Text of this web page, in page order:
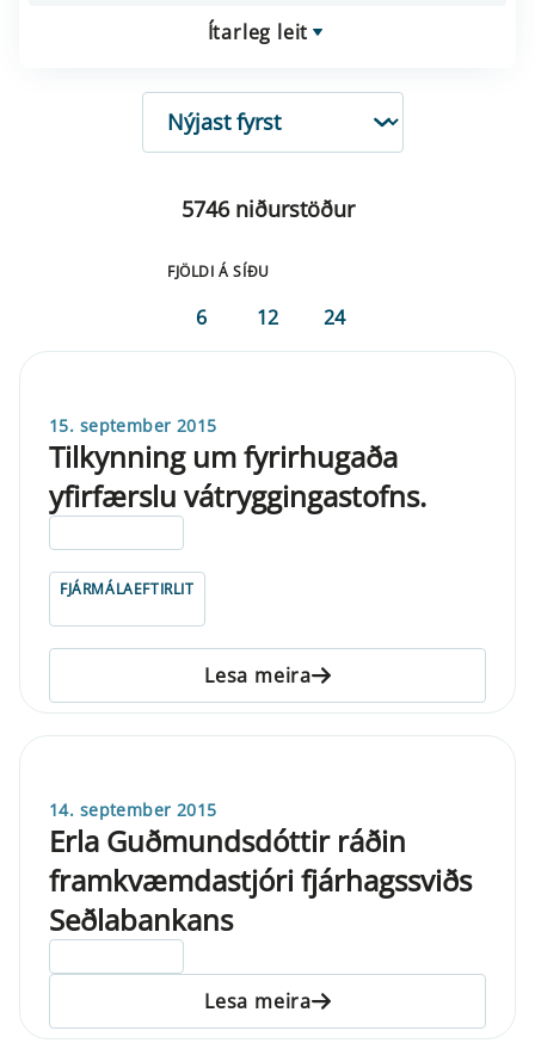
Ítarleg leit
RÖÐUN
5746 niðurstöður
FJÖLDI Á SÍÐU
6 12 24
15. september 2015
Tilkynning um fyrirhugaða
yfirfærslu vátryggingastofns.
FJÁRMÁLAEFTIRLIT
Lesa meira
14. september 2015
Erla Guðmundsdóttir ráðin
framkvæmdastjóri fjárhagssviðs
Seðlabankans
Lesa meira